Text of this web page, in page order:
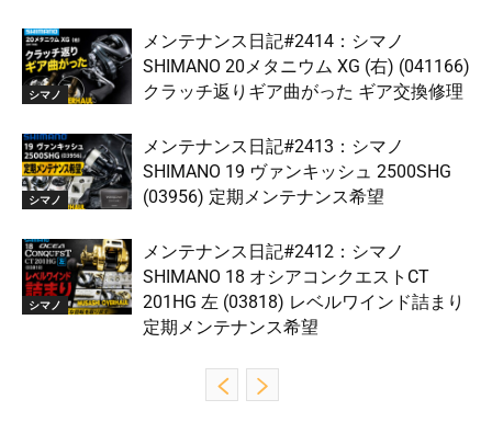
シマノ
メンテナンス日記#2414：シマノ
SHIMANO 20メタニウム XG (右) (041166)
クラッチ返りギア曲がった ギア交換修理
シマノ
メンテナンス日記#2413：シマノ
SHIMANO 19 ヴァンキッシュ 2500SHG
(03956) 定期メンテナンス希望
シマノ
メンテナンス日記#2412：シマノ
SHIMANO 18 オシアコンクエストCT
201HG 左 (03818) レベルワインド詰まり
定期メンテナンス希望